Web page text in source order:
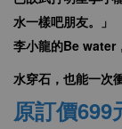
SLANT
100%精
水一樣吧朋友。」
李小龍的Be water
水穿石，也能一次
原訂價699